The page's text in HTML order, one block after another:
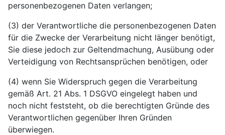
personenbezogenen Daten verlangen;
(3) der Verantwortliche die personenbezogenen Daten
für die Zwecke der Verarbeitung nicht länger benötigt,
Sie diese jedoch zur Geltendmachung, Ausübung oder
Verteidigung von Rechtsansprüchen benötigen, oder
(4) wenn Sie Widerspruch gegen die Verarbeitung
gemäß Art. 21 Abs. 1 DSGVO eingelegt haben und
noch nicht feststeht, ob die berechtigten Gründe des
Verantwortlichen gegenüber Ihren Gründen
überwiegen.